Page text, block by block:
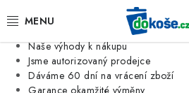
Jsme tradiční česká firma
Naše výhody k nákupu
Jsme autorizovaný prodejce
Dáváme 60 dní na vrácení zboží
Garance okamžité výměny
KOŠE